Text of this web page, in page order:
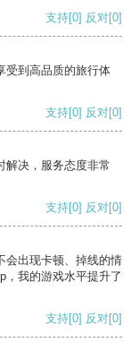
支持[0] 反对[0]
受到高品质的旅行体
支持[0] 反对[0]
解决，服务态度非常
支持[0] 反对[0]
会出现卡顿、掉线的情
，我的游戏水平提升了
支持[0] 反对[0]